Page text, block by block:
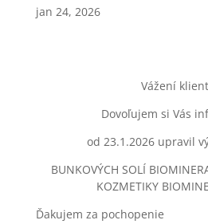
jan 24, 2026
Vážení
Dovoľujem si Vás
od 23.1.2026 upravil
BUNKOVÝCH SOLÍ
KOZMETIKY
Ďakujem za pochopenie